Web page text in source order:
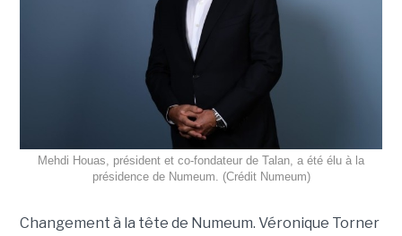
Mehdi Houas, président et co-fondateur de Talan, a été élu à la
présidence de Numeum. (Crédit Numeum)
Changement à la tête de Numeum. Véronique Torner